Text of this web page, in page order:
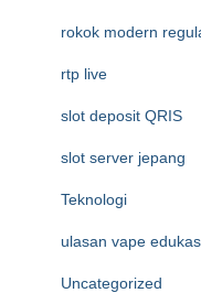
rokok modern
rtp live
slot deposit QRIS
slot server jepang
Teknologi
ulasan vape
Uncategorized